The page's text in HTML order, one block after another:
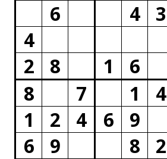
6
4 3
4
2
8 1 6
8
7 1 4
1
2 4 6
9
6
9 8 2